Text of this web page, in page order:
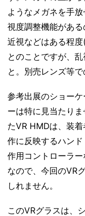
ようなメガネを手
視度調整機能がある
近視などはある程
とのことですが、
と。別売レンズ等
参考出展のショー
ーは特に見当たり
たVR HMDは、装
作に反映するハン
作用コントローラ
なので、今回のVR
しれません。
このVRグラスは、